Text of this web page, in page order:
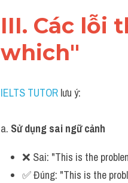
III. Các lỗi
which"
IELTS TUTOR lưu ý:
a. Sử dụng sai ngữ cảnh
❌ Sai: "This is the
✅ Đúng: "This is the